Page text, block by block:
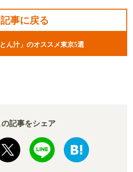
記事に戻る
ん汁」のオススメ東京5選
の記事をシェア